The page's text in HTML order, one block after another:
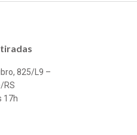
825/L9 –
RS
17h